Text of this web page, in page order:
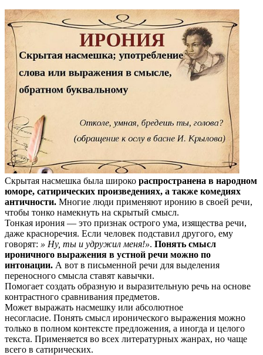
Скрытая насмешка была широко распространена в народном
юморе, сатирических произведениях, а также комедиях
античности. Многие люди применяют иронию в своей речи,
чтобы тонко намекнуть на скрытый смысл.
Тонкая ирония — это признак острого ума, изящества речи,
даже красноречия. Если человек подставил другого, ему
говорят: » Ну, ты и удружил меня!». Понять смысл
ироничного выражения в устной речи можно по
интонации. А вот в письменной речи для выделения
переносного смысла ставят кавычки.
Помогает создать образную и выразительную речь на основе
контрастного сравнивания предметов.
Может выражать насмешку или абсолютное
несогласие. Понять смысл иронического выражения можно
только в полном контексте предложения, а иногда и целого
текста. Применяется во всех литературных жанрах, но чаще
всего в сатирических.